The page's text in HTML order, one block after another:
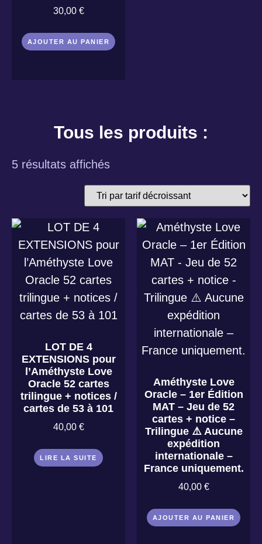
30,00 €
AJOUTER AU PANIER
Tous les produits :
5 résultats affichés
LOT DE 4
EXTENSIONS pour
l’Améthyste Love
Oracle 52 cartes
trilingue + notices /
cartes de 53 à 101
40,00 €
LIRE LA SUITE
Améthyste Love
Oracle – 1er Édition
MAT – Jeu de 52
cartes + notice –
Trilingue ⚠️ Aucune
expédition
internationale –
France uniquement.
40,00 €
AJOUTER AU PANIER